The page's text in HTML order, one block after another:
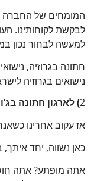
המומחים של החברה
לבקשת לקוחותינו.
למעשה לבחור נכון
חתונה בגרוזיה,
נישואים בגרוזיה
) לארגון חתונה בג’ורג’יה,
אז עקוב אחרינו
כאן נשווה, יחד איתך,
אתה מופתע? אתה חושב